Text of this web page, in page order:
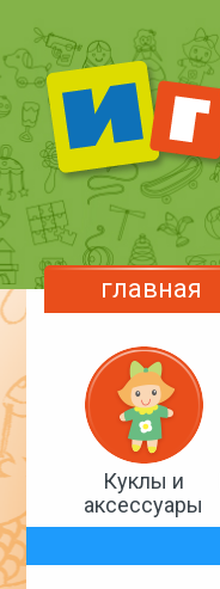
главная
Куклы и
аксессуары